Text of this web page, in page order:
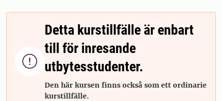

Detta kurstillfälle är enbart
till för inresande
utbytesstudenter.
Den här kursen finns också som ett ordinarie
kurstillfälle.